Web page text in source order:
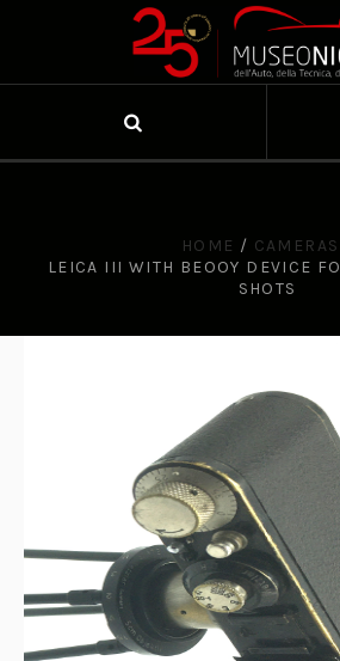
HOME / CAMERAS
LEICA III WITH BEOOY DEVICE
SHOTS